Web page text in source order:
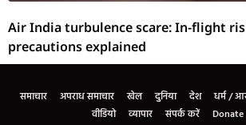
Air India turbulence scare: In-flight
precautions explained
समाचार अपराध समाचार खेल दुनिया देश धर्म /
वीडियो
व्यापार संपर्क करें